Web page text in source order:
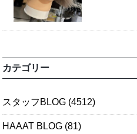
カテゴリー
スタッフBLOG (4512)
HAAAT BLOG (81)